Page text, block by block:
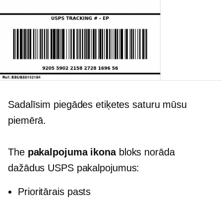
Sadalīsim piegādes etiķetes saturu mūsu
piemērā.
The pakalpojuma ikonabloks norāda
dažādus USPS pakalpojumus:
Prioritārais pasts